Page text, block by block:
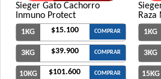
Sieger Gato Cachorro
Inmuno Protect
1KG $15.100 COMPRAR
3KG $39.900 COMPRAR
10KG $101.600 COMPRAR
1KG
3KG
15KG